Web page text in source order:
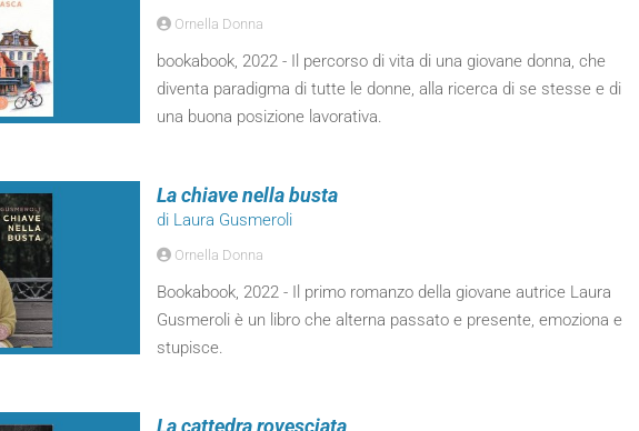
Ornella Donna
bookabook, 2022 - Il percorso di vita di una giovane donna, che
diventa paradigma di tutte le donne, alla ricerca di se stesse e di
una buona posizione lavorativa.
La chiave nella busta
di Laura Gusmeroli
Ornella Donna
Bookabook, 2022 - Il primo romanzo della giovane autrice Laura
Gusmeroli è un libro che alterna passato e presente, emoziona e
stupisce.
La cattedra rovesciata